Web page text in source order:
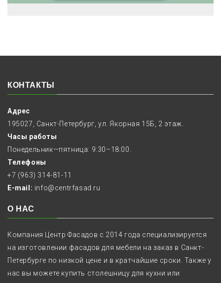
КОНТАКТЫ
Адрес
195027, Санкт-Петербург, ул. Якорная 15Б, 2 этаж.
Часы работы
Понедельник—пятница: 9:30–18:00.
Телефоны
+7 (963) 314-81-11
E-mail: info@centrfasad.ru
О НАС
Компания Центр Фасадов с 2014 года специализируется
на изготовлении фасадов для мебели на заказ в Санкт-
Петербурге по низкой цене и в кратчайшие сроки. Также у
нас вы можете купить столешницу для кухни или